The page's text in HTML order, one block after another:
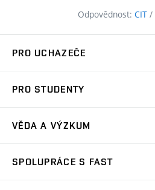
Odpovědnost: CIT /
PRO UCHAZEČE
Přijímačky
Ambasadoři pro prváky(externí
PRO STUDENTY
Předměty
VĚDA A VÝZKUM
SPOLUPRÁCE S FAST